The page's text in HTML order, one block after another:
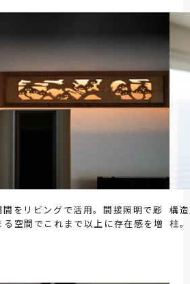
をリビングで活用。間接照明で彫
空間でこれまで以上に存在感を増
構
柱